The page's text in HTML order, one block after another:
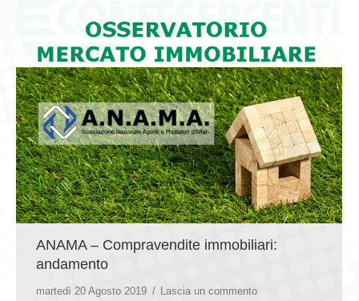
ANAMA – Compravendite immobiliari:
andamento
martedì 20 Agosto 2019 Lascia un commento